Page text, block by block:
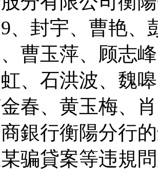
、封宇、曹艳、
曹玉萍、顾志
、石洪波、魏
春、黄玉梅、
銀行衡陽分行
骗貸案等违規